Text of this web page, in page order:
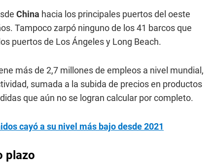
China hacia los principales puertos del oeste
Tampoco zarpó ninguno de los 41 barcos que
puertos de Los Ángeles y Long Beach.
más de 2,7 millones de empleos a nivel mundial,
sumada a la subida de precios en productos
que aún no se logran calcular por completo.
cayó a su nivel más bajo desde 2021
plazo